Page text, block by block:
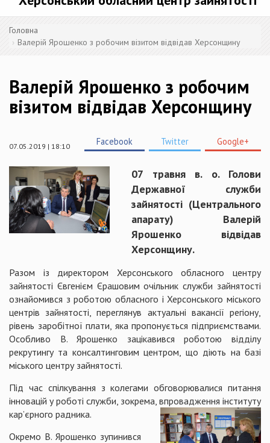
Головна
Валерій Ярошенко з робочим візитом відвідав Херсонщину
Валерій Ярошенко з робочим
візитом відвідав Херсонщину
07.05.2019 | 18:10 Facebook Twitter Google+
07 травня в. о. Голови
Державної служби
зайнятості (Центрального
апарату) Валерій
Ярошенко відвідав
Херсонщину.
Разом із директором Херсонського обласного центру
зайнятості Євгенієм Єрашовим очільник служби зайнятості
ознайомився з роботою обласного і Херсонського міського
центрів зайнятості, переглянув актуальні вакансії регіону,
рівень заробітної плати, яка пропонується підприємствами.
Особливо В. Ярошенко зацікавився роботою відділу
рекрутингу та консалтинговим центром, що діють на базі
міського центру зайнятості.
Під час спілкування з колегами обговорювалися питання
інновацій у роботі служби, зокрема, впровадження інституту
кар’єрного радника.
Окремо В. Ярошенко зупинився